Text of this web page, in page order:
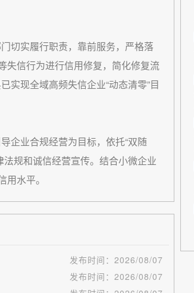
切实履行职责，靠前服务，严格落
失信行为进行信用修复，简化修复流
实现全域高频失信企业“动态清零”目
企业合规经营为目标，依托“双随
规和诚信经营宣传。结合小微企业
水平。
发布时间： 2026/08/07
发布时间： 2026/08/07